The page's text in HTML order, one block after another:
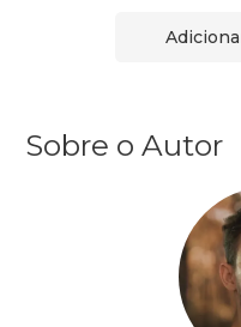
Sobre o Autor